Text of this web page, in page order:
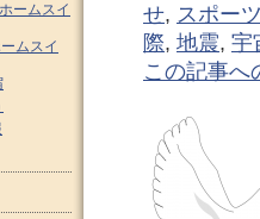
せ, スポー
際, 地震, 宇
この記事へ
ームスイ
ムスイ